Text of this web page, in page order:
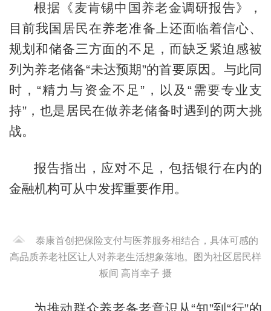
根据《麦肯锡中国养老金调研报告》，
目前我国居民在养老准备上还面临着信心、
规划和储备三方面的不足，而缺乏紧迫感被
列为养老储备“未达预期”的首要原因。与此同
时，“精力与资金不足”，以及“需要专业支
持”，也是居民在做养老储备时遇到的两大挑
战。
报告指出，应对不足，包括银行在内的
金融机构可从中发挥重要作用。
泰康首创把保险支付与医养服务相结合，具体可感的
高品质养老社区让人对养老生活想象落地。图为社区居民样
板间 高肖幸子 摄
为推动群众养老备老意识从“知”到“行”的